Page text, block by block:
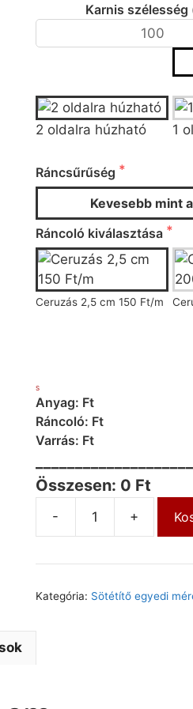
Karnis szélesség
2 oldalra húzható 1
Ráncsűrűség
Kevesebb mint
Ráncoló kiválasztása
Ceruzás 2,5 cm 150 Ft/m
S
Anyag: Ft
Ráncoló: Ft
Varrás: Ft
Összesen: 0 Ft
- +
Kategória: Sötétítő egyedi